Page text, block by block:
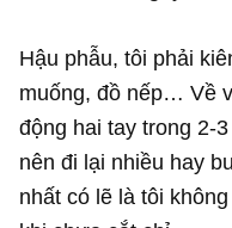
Hậu phẫu, tôi phải
muống, đồ nếp… Về
động hai tay trong 2-
nên đi lại nhiều hay
nhất có lẽ là tôi